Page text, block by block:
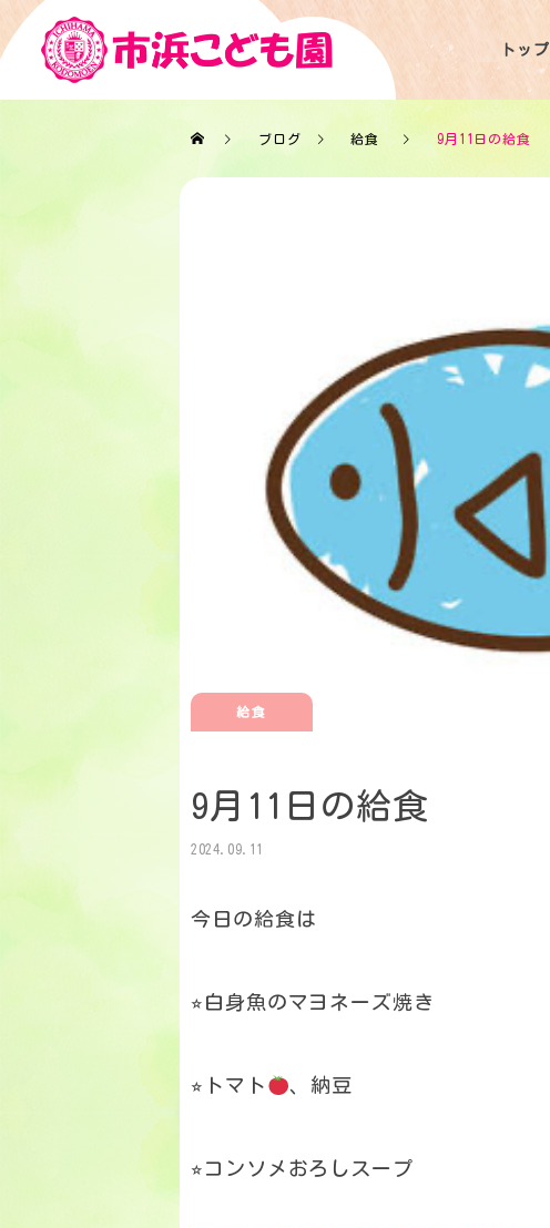
トップ
ブログ 給食 9月11日の給食
給食
9月11日の給食
2024.09.11
今日の給食は
⭐︎白身魚のマヨネーズ焼き
⭐︎トマト 、納豆
⭐︎コンソメおろしスープ